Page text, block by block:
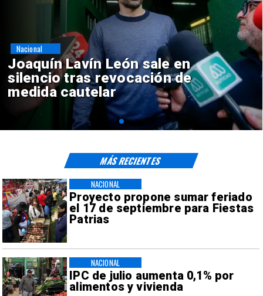
Chile y Venezuela formalizan
reinicio de relaciones
consulares
Nacional
Proyecto propone sumar feriado
el 17 de septiembre para Fiestas
Patrias
NACIONAL
IPC de julio aumenta 0,1% por
alimentos y vivienda
NACIONAL
MÁS RECIENTES